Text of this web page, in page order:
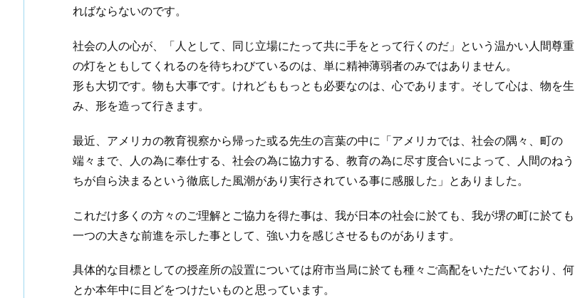
ればならないのです。
社会の人の心が、「人として、同じ立場にたって共に手をとって行くのだ」という温かい人間尊重
の灯をともしてくれるのを待ちわびているのは、単に精神薄弱者のみではありません。
形も大切です。物も大事です。けれどももっとも必要なのは、心であります。そして心は、物を生
み、形を造って行きます。
最近、アメリカの教育視察から帰った或る先生の言葉の中に「アメリカでは、社会の隅々、町の
端々まで、人の為に奉仕する、社会の為に協力する、教育の為に尽す度合いによって、人間のねう
ちが自ら決まるという徹底した風潮があり実行されている事に感服した」とありました。
これだけ多くの方々のご理解とご協力を得た事は、我が日本の社会に於ても、我が堺の町に於ても
一つの大きな前進を示した事として、強い力を感じさせるものがあります。
具体的な目標としての授産所の設置については府市当局に於ても種々ご高配をいただいており、何
とか本年中に目どをつけたいものと思っています。